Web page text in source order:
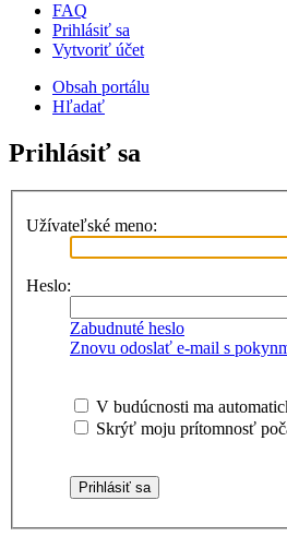
FAQ
Prihlásiť sa
Vytvoriť účet
Obsah portálu
Hľadať
Prihlásiť sa
Užívateľské meno:
Heslo:
Zabudnuté heslo
Znovu odoslať e-mail s
V budúcnosti ma
Skrýť moju prítomnosť